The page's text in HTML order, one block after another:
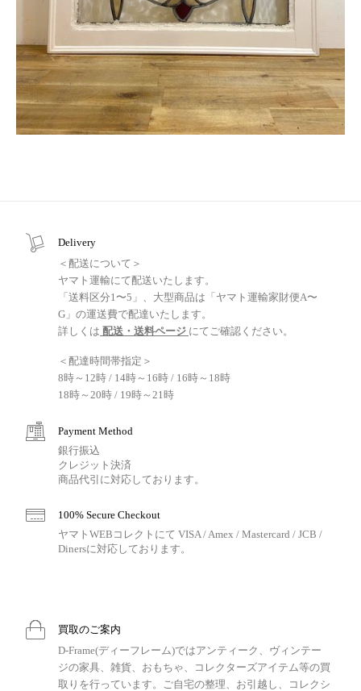
Delivery
＜配送について＞
ヤマト運輸にて配送いたします。
「送料区分1〜5」、大型商品は「ヤマト運輸家財便A〜
G」の運送費で配達いたします。
詳しくは 配送・送料ページ にてご確認ください。
＜配達時間帯指定＞
8時～12時 / 14時～16時 / 16時～18時
18時～20時 / 19時～21時
Payment Method
銀行振込
クレジット決済
商品代引に対応しております。
100% Secure Checkout
ヤマトWEBコレクトにて VISA / Amex / Mastercard / JCB /
Dinersに対応しております。
買取のご案内
D-Frame(ディーフレーム)ではアンティーク、ヴィンテー
ジの家具、雑貨、おもちゃ、コレクターズアイテム等の買
取りを行っています。ご自宅の整理、お引越し、コレクシ